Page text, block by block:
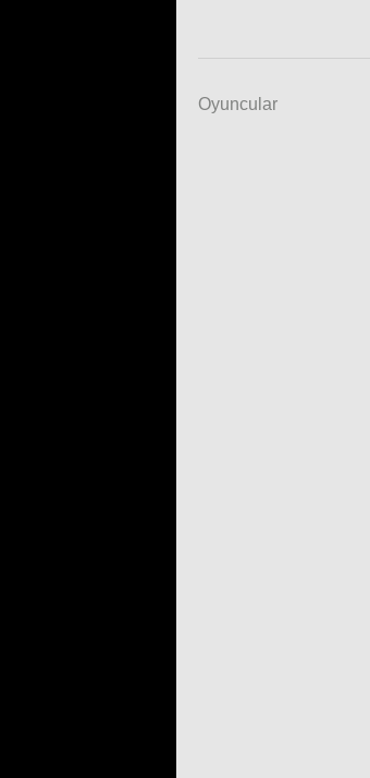
Oyuncular